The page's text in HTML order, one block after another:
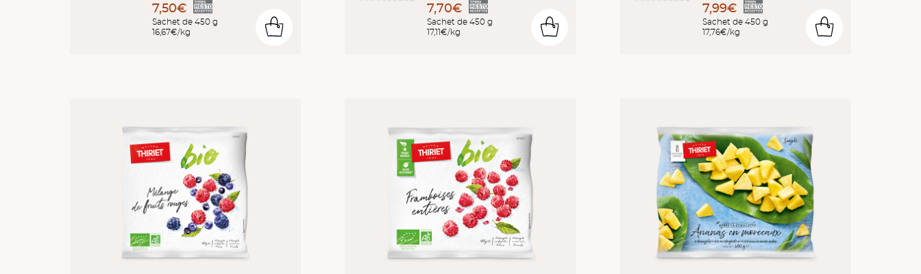
7,50€
Sachet de 450 g
16,67€/kg
0
7,70€
Sachet de 450 g
17,11€/kg
0
7,99€
Sachet de 450 g
17,76€/kg
0